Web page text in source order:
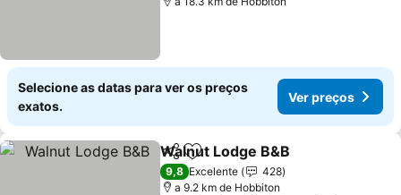
Selecione as datas para ver os preços
exatos.
Ver preços
PartilharAdicionar aos favoritos
Walnut Lodge B&B
9,8 Excelente
428
a 9.2 km de Hobbiton